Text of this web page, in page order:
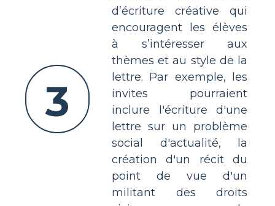
3
d’écriture créative qui
encouragent les élèves
à s’intéresser aux
thèmes et au style de la
lettre. Par exemple, les
invites pourraient
inclure l'écriture d'une
lettre sur un problème
social d'actualité, la
création d'un récit du
point de vue d'un
militant des droits